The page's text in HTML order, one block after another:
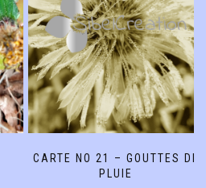
CARTE NO 21 – GOUTTES DE
PLUIE